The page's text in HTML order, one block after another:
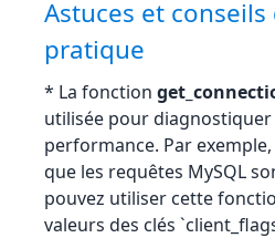
Astuces et
pratique
* La fonction
utilisée pour
performance. Par
que les requêtes MySQL
pouvez utiliser cette
valeurs des clés